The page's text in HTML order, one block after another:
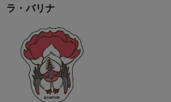
ラ・バリナ